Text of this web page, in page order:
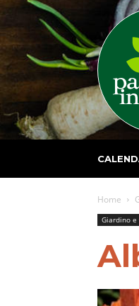
Home
Giardino